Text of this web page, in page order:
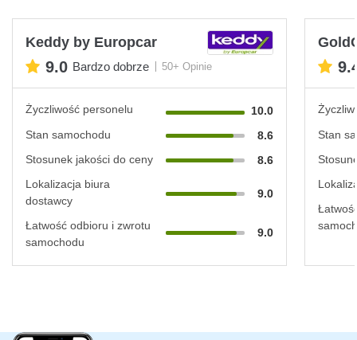
Keddy by Europcar
9.0 Bardzo dobrze 50+ Opinie
Życzliwość personelu
10.0
Stan samochodu
8.6
Stosunek jakości do ceny
8.6
Lokalizacja biura
dostawcy
9.0
Łatwość odbioru i zwrotu
samochodu
9.0
Stan